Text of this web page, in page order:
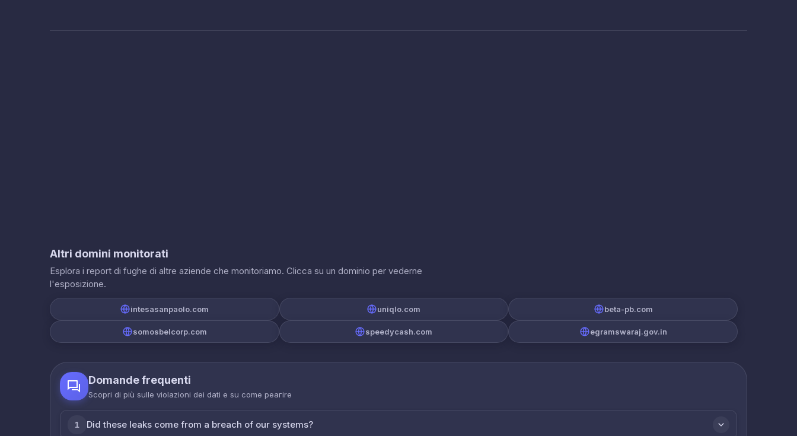
Altri domini monitorati
Esplora i report di fughe di altre aziende che monitoriamo. Clicca su un dominio per vederne
l'esposizione.
intesasanpaolo.com uniqlo.com beta-pb.com
somosbelcorp.com speedycash.com egramswaraj.gov.in
Domande frequenti
Scopri di più sulle violazioni dei dati e su come реагire
1 Did these leaks come from a breach of our systems?